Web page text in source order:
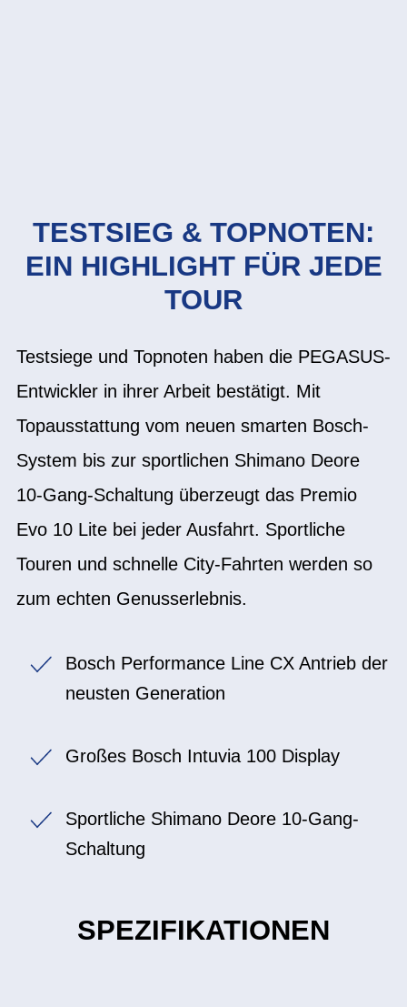
TESTSIEG & TOPNOTEN:
EIN HIGHLIGHT FÜR JEDE
TOUR
Testsiege und Topnoten haben die PEGASUS-
Entwickler in ihrer Arbeit bestätigt. Mit
Topausstattung vom neuen smarten Bosch-
System bis zur sportlichen Shimano Deore
10-Gang-Schaltung überzeugt das Premio
Evo 10 Lite bei jeder Ausfahrt. Sportliche
Touren und schnelle City-Fahrten werden so
zum echten Genusserlebnis.
Bosch Performance Line CX Antrieb der
neusten Generation
Großes Bosch Intuvia 100 Display
Sportliche Shimano Deore 10-Gang-
Schaltung
SPEZIFIKATIONEN